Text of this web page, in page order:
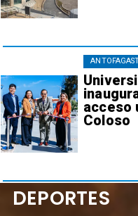
acceso
Coloso
DEPORTES